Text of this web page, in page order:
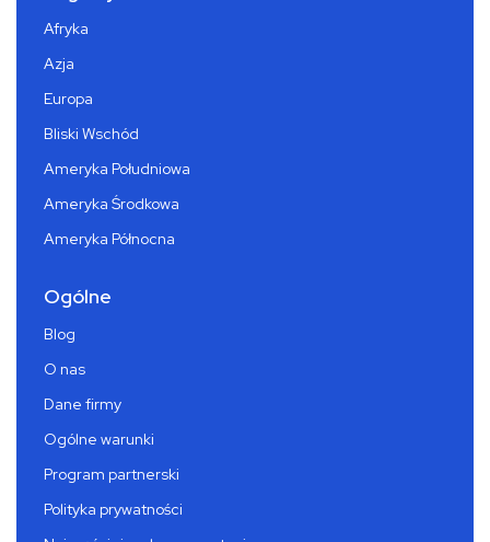
Afryka
Azja
Europa
Bliski Wschód
Ameryka Południowa
Ameryka Środkowa
Ameryka Północna
Ogólne
Blog
O nas
Dane firmy
Ogólne warunki
Program partnerski
Polityka prywatności